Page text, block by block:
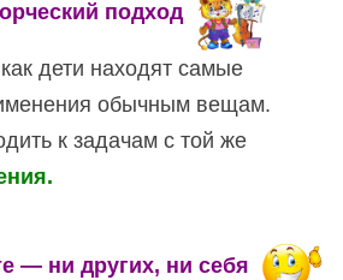
подход
дети находят самые
обычным вещам.
к задачам с той же
— ни других, ни себя